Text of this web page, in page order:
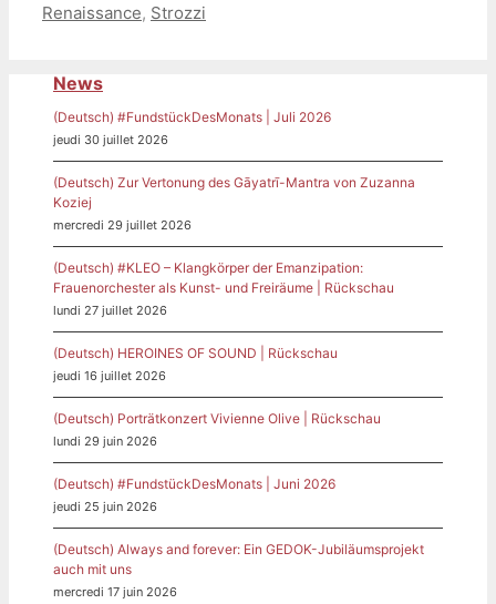
Renaissance, Strozzi
News
(Deutsch) #FundstückDesMonats | Juli 2026
jeudi 30 juillet 2026
(Deutsch) Zur Vertonung des Gāyatrī-Mantra von Zuzanna
Koziej
mercredi 29 juillet 2026
(Deutsch) #KLEO – Klangkörper der Emanzipation:
Frauenorchester als Kunst- und Freiräume | Rückschau
lundi 27 juillet 2026
(Deutsch) HEROINES OF SOUND | Rückschau
jeudi 16 juillet 2026
(Deutsch) Porträtkonzert Vivienne Olive | Rückschau
lundi 29 juin 2026
(Deutsch) #FundstückDesMonats | Juni 2026
jeudi 25 juin 2026
(Deutsch) Always and forever: Ein GEDOK-Jubiläumsprojekt
auch mit uns
mercredi 17 juin 2026